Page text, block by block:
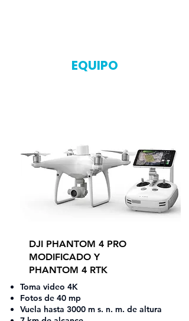
EQUIPO
DJI PHANTOM 4 PRO
MODIFICADO Y
PHANTOM 4 RTK
Toma video 4K
Fotos de 40 mp
Vuela hasta 3000 m s. n. m. de altura